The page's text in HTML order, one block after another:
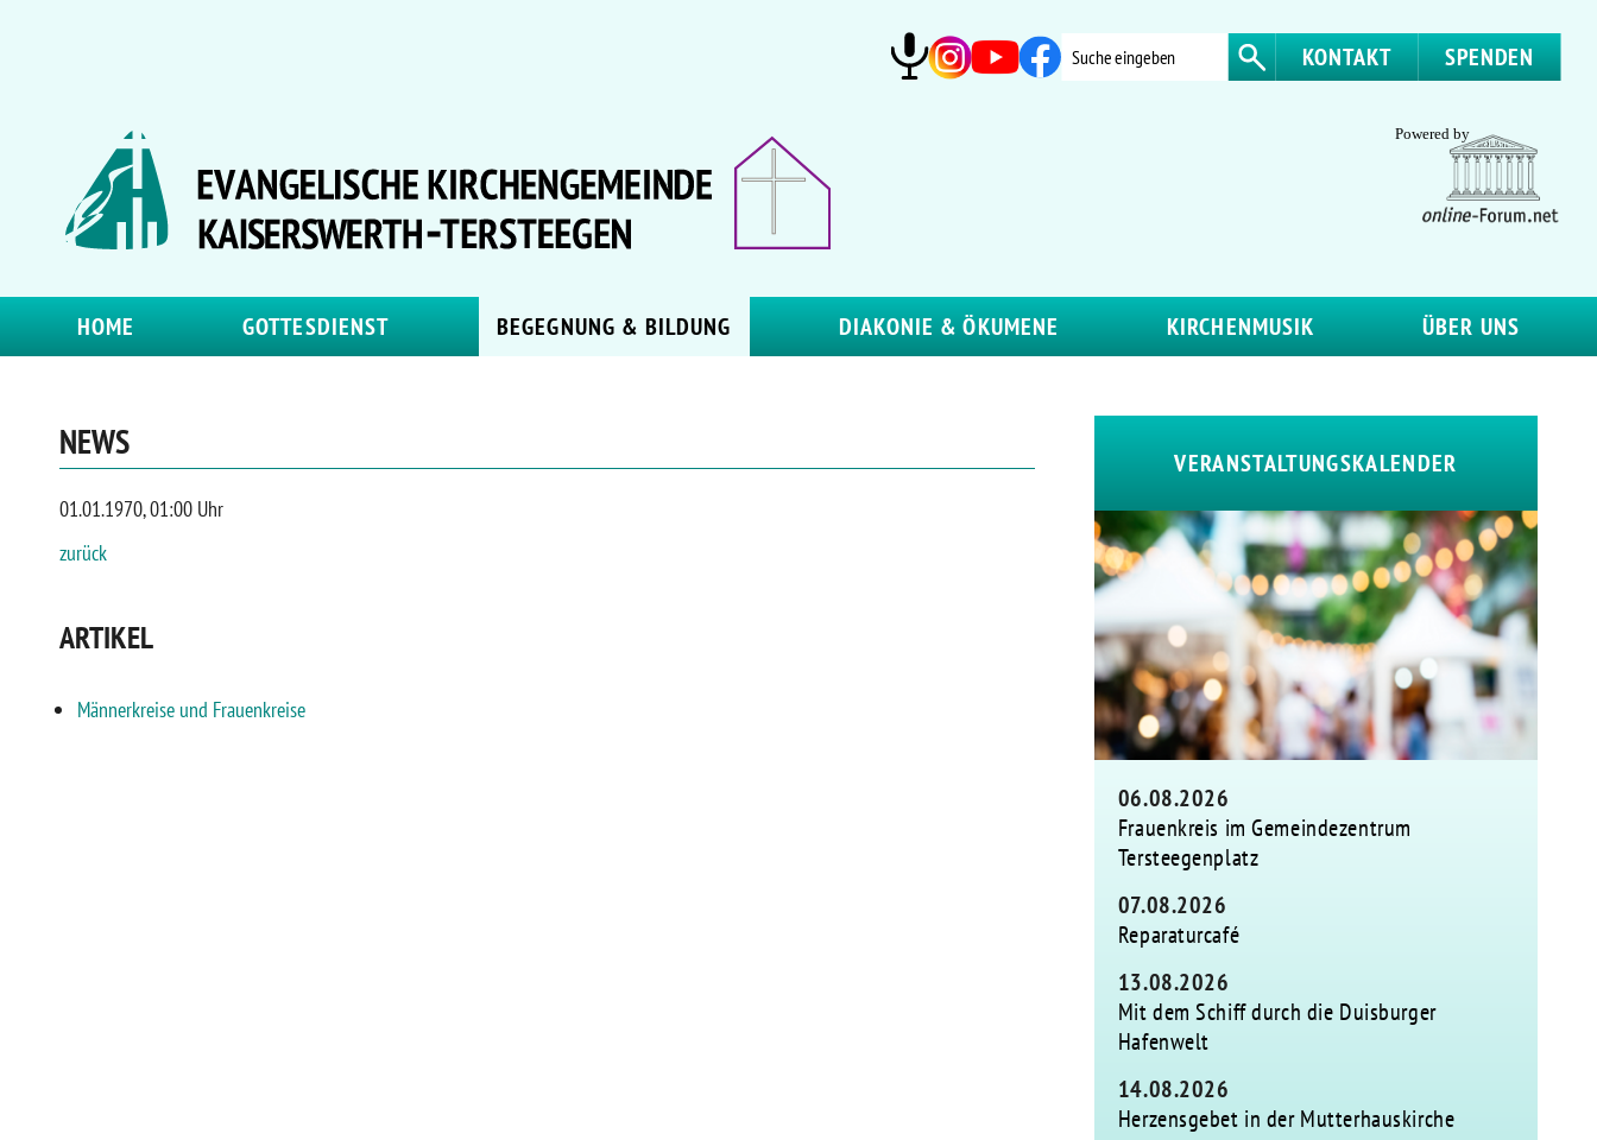
KONTAKT SPENDEN
HOME GOTTESDIENST BEGEGNUNG & BILDUNG DIAKONIE & ÖKUMENE KIRCHENMUSIK ÜBER UNS
NEWS
01.01.1970, 01:00 Uhr
zurück
ARTIKEL
Männerkreise und Frauenkreise
VERANSTALTUNGSKALENDER
06.08.2026
Frauenkreis im Gemeindezentrum
Tersteegenplatz
07.08.2026
Reparaturcafé
13.08.2026
Mit dem Schiff durch die Duisburger
Hafenwelt
14.08.2026
Herzensgebet in der Mutterhauskirche